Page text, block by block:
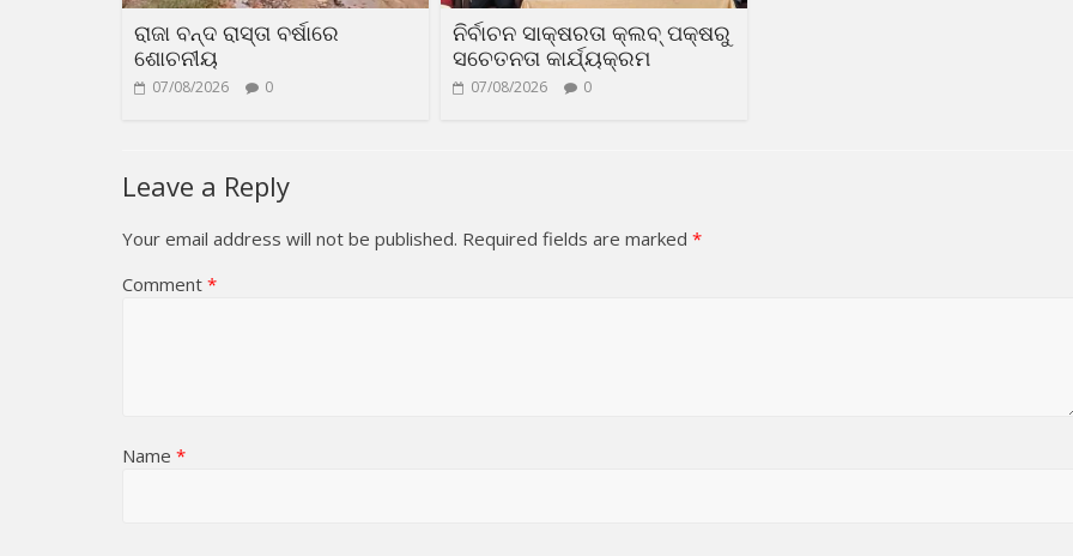
ରାଜା ବନ୍ଦ ରାସ୍ତା ବର୍ଷାରେ
ଶୋଚନୀୟ
07/08/2026 0
ନିର୍ବାଚନ ସାକ୍ଷରତା କ୍ଲବ୍ ପକ୍ଷରୁ
ସଚେତନତା କାର୍ଯ୍ୟକ୍ରମ
07/08/2026 0
Leave a Reply
Your email address will not be published. Required fields are marked *
Comment *
Name *